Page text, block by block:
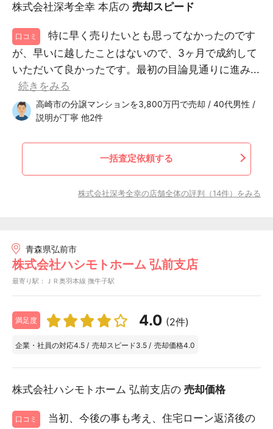
株式会社深考全幸 本店の 売却スピード
口コミ
特に早く売りたいとも思ってなかったのです
が、早いに越したことはないので、3ヶ月で成約して
いただいて良かったです。最初の目論見通りに進み...
続きをみる
高崎市の分譲マンションを3,800万円で売却 / 40代男性 /
説明が丁寧 他2件
一括査定依頼する
株式会社深考全幸の店舗全体の評判（14件）をみる
青森県弘前市
株式会社ハシモトホーム 弘前支店
最寄り駅：ＪＲ奥羽本線 撫牛子駅
満足度 4.0 (2件)
企業・社員の対応4.5 / 売却スピード3.5 / 売却価格4.0
株式会社ハシモトホーム 弘前支店の 売却価格
口コミ
当初、今後の事も考え、住宅ローン返済後の